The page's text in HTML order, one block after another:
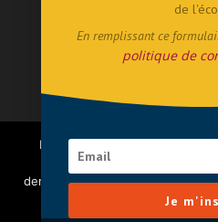
Politique de confidentialité
Télécharger la Brochure
de
En remplissant ce
politique de
Je
Nous utilisons des cookies
expérience sur notre site. Si
dernier, nous considérerons que